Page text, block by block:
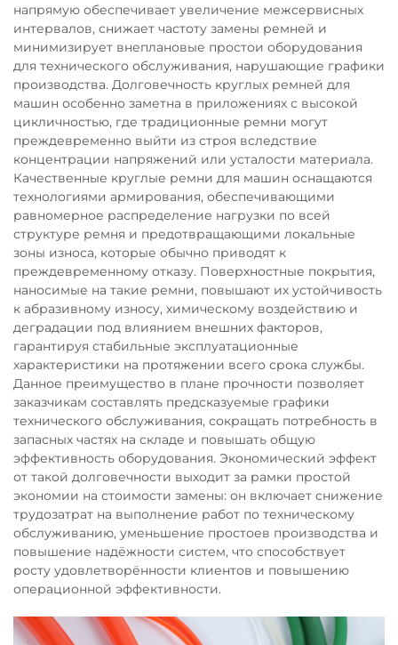
напрямую обеспечивает увеличение межсервисных
интервалов, снижает частоту замены ремней и
минимизирует внеплановые простои оборудования
для технического обслуживания, нарушающие графики
производства. Долговечность круглых ремней для
машин особенно заметна в приложениях с высокой
цикличностью, где традиционные ремни могут
преждевременно выйти из строя вследствие
концентрации напряжений или усталости материала.
Качественные круглые ремни для машин оснащаются
технологиями армирования, обеспечивающими
равномерное распределение нагрузки по всей
структуре ремня и предотвращающими локальные
зоны износа, которые обычно приводят к
преждевременному отказу. Поверхностные покрытия,
наносимые на такие ремни, повышают их устойчивость
к абразивному износу, химическому воздействию и
деградации под влиянием внешних факторов,
гарантируя стабильные эксплуатационные
характеристики на протяжении всего срока службы.
Данное преимущество в плане прочности позволяет
заказчикам составлять предсказуемые графики
технического обслуживания, сокращать потребность в
запасных частях на складе и повышать общую
эффективность оборудования. Экономический эффект
от такой долговечности выходит за рамки простой
экономии на стоимости замены: он включает снижение
трудозатрат на выполнение работ по техническому
обслуживанию, уменьшение простоев производства и
повышение надёжности систем, что способствует
росту удовлетворённости клиентов и повышению
операционной эффективности.